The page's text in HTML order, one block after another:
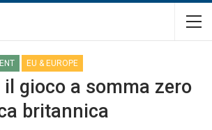
EU & EUROPE
il gioco a somma zero
britannica